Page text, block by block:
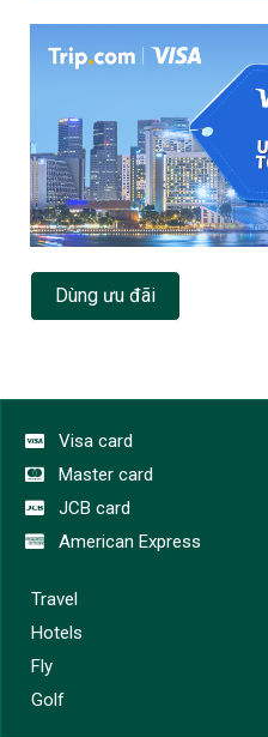
Dùng ưu đãi
Visa card
Master card
JCB card
American Express
Travel
Hotels
Fly
Golf